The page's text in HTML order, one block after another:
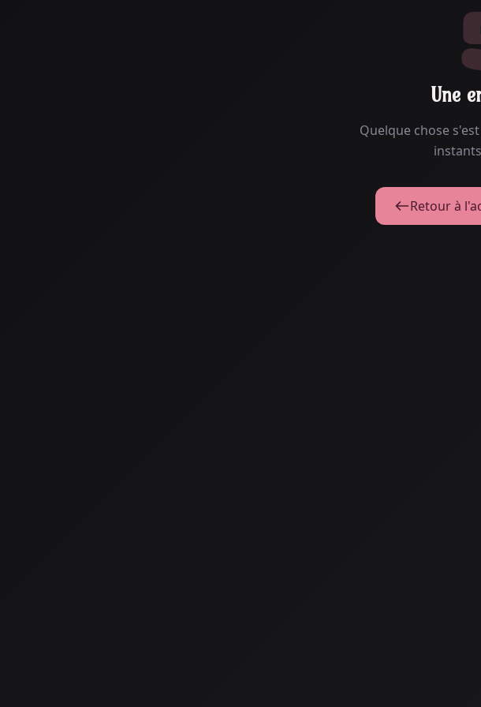
Une
Quelque chose
Retour à